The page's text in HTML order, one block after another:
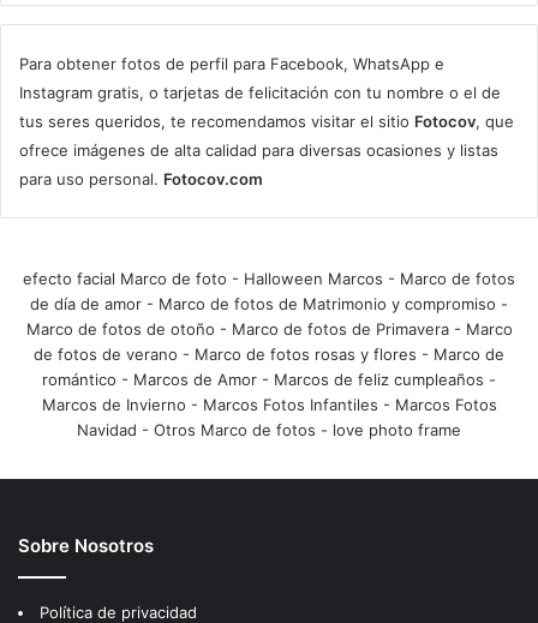
Para obtener fotos de perfil para Facebook, WhatsApp e
Instagram gratis, o tarjetas de felicitación con tu nombre o el de
tus seres queridos, te recomendamos visitar el sitio Fotocov, que
ofrece imágenes de alta calidad para diversas ocasiones y listas
para uso personal. Fotocov.com
efecto facial Marco de foto - Halloween Marcos - Marco de fotos
de día de amor - Marco de fotos de Matrimonio y compromiso -
Marco de fotos de otoño - Marco de fotos de Primavera- Marco
de fotos de verano - Marco de fotos rosas y flores - Marco de
romántico - Marcos de Amor - Marcos de feliz cumpleaños -
Marcos de Invierno - Marcos Fotos Infantiles - Marcos Fotos
Navidad - Otros Marco de fotos - love photo frame
Sobre Nosotros
Política de privacidad